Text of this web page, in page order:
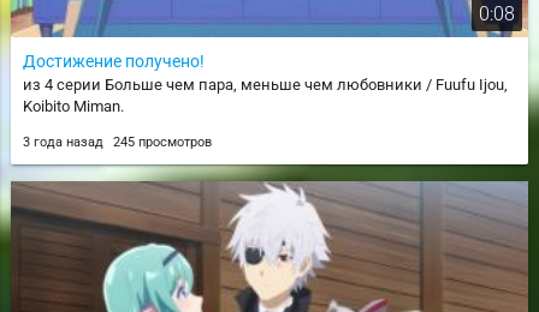
0:08
Достижение получено!
из 4 серии Больше чем пара, меньше чем любовники / Fuufu Ijou,
Koibito Miman.
3 года назад 245 просмотров